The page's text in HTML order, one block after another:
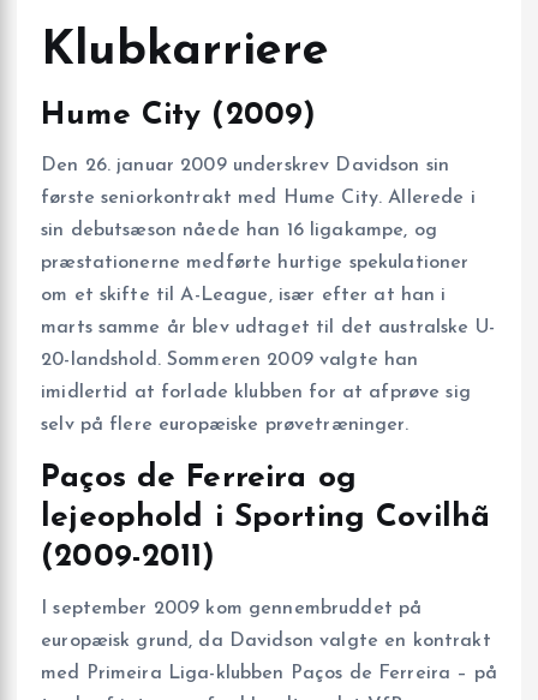
Klubkarriere
Hume City (2009)
Den 26. januar 2009 underskrev Davidson sin
første seniorkontrakt med Hume City. Allerede i
sin debutsæson nåede han 16 ligakampe, og
præstationerne medførte hurtige spekulationer
om et skifte til A-League, især efter at han i
marts samme år blev udtaget til det australske U-
20-landshold. Sommeren 2009 valgte han
imidlertid at forlade klubben for at afprøve sig
selv på flere europæiske prøvetræninger.
Paços de Ferreira og
lejeophold i Sporting Covilhã
(2009-2011)
I september 2009 kom gennembruddet på
europæisk grund, da Davidson valgte en kontrakt
med Primeira Liga-klubben Paços de Ferreira – på